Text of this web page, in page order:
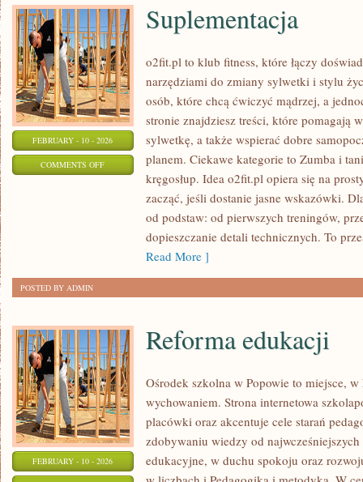
FEBRUARY - 10 - 2026
COMMENTS OFFON
SUPLEMENTACJA
Suplementacja
o2fit.pl to klub fitness, które łączy
narzędziami do zmiany sylwetki i stylu
osób, które chcą ćwiczyć mądrzej, a
stronie znajdziesz treści, które pomagają
sylwetkę, a także wspierać dobre
planem. Ciekawe kategorie to Zumba i
kręgosłup. Idea o2fit.pl opiera się na
zacząć, jeśli dostanie jasne wskazówki.
od podstaw: od pierwszych treningów,
dopieszczanie detali technicznych. To
Read More ]
POSTED BY ADMIN
FEBRUARY - 10 - 2026
Reforma edukacji
Ośrodek szkolna w Popowie to miejsce, w
wychowaniem. Strona internetowa
placówki oraz akcentuje cele starań
zdobywaniu wiedzy od najwcześniejszych
edukacyjne, w duchu spokoju oraz